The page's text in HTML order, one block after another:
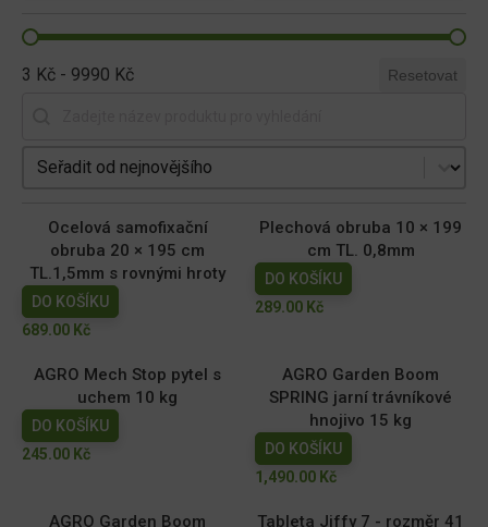
3 Kč - 9990 Kč Resetovat
Seřadit produkty
Ocelová samofixační
obruba 20 × 195 cm
TL.1,5mm s rovnými hroty
DO KOŠÍKU
689.00 Kč
Plechová obruba 10 × 199
cm TL. 0,8mm
DO KOŠÍKU
289.00 Kč
AGRO Mech Stop pytel s
uchem 10 kg
DO KOŠÍKU
245.00 Kč
AGRO Garden Boom
SPRING jarní trávníkové
hnojivo 15 kg
DO KOŠÍKU
1,490.00 Kč
AGRO Garden Boom Tableta Jiffy 7 - rozměr 41